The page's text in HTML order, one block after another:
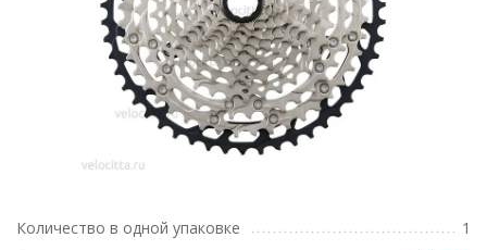
Количество в одной упаковке
1